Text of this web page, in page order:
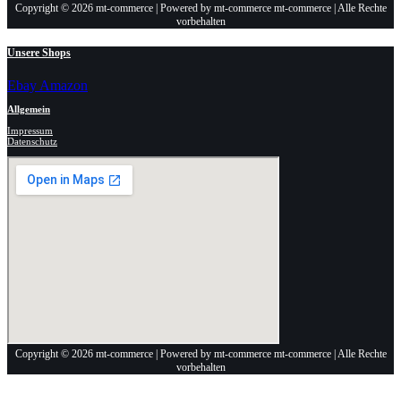
Copyright © 2026 mt-commerce | Powered by mt-commerce mt-commerce | Alle Rechte
vorbehalten
Unsere Shops
Ebay Amazon
Allgemein
Impressum
Datenschutz
Copyright © 2026 mt-commerce | Powered by mt-commerce mt-commerce | Alle Rechte
vorbehalten